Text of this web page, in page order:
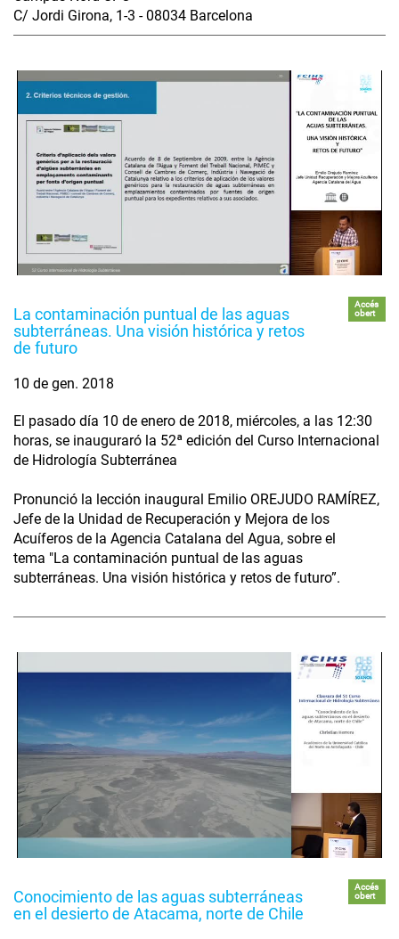
C/ Jordi Girona, 1-3 - 08034 Barcelona
La contaminación puntual de las aguas
subterráneas. Una visión histórica y retos
de futuro
Accés
obert
10 de gen. 2018
El pasado día 10 de enero de 2018, miércoles, a las 12:30
horas, se inauguraró la 52ª edición del Curso Internacional
de Hidrología Subterránea
Pronunció la lección inaugural Emilio OREJUDO RAMÍREZ,
Jefe de la Unidad de Recuperación y Mejora de los
Acuíferos de la Agencia Catalana del Agua, sobre el
tema "La contaminación puntual de las aguas
subterráneas. Una visión histórica y retos de futuro”.
Conocimiento de las aguas subterráneas
en el desierto de Atacama, norte de Chile
Accés
obert